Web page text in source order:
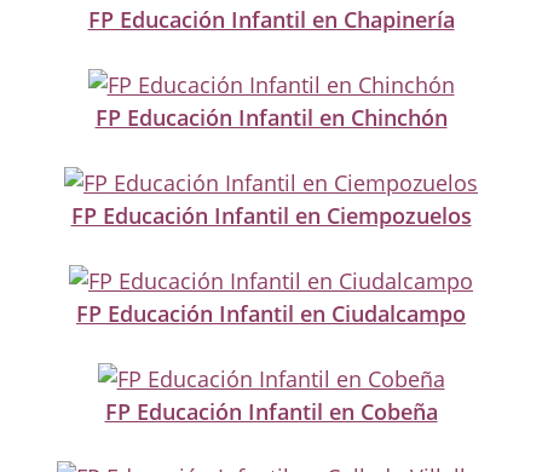
FP Educación Infantil en Chapinería
FP Educación Infantil en Chinchón
FP Educación Infantil en Ciempozuelos
FP Educación Infantil en Ciudalcampo
FP Educación Infantil en Cobeña